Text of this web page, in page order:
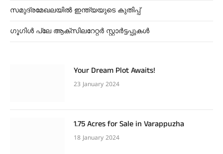
സമുദ്രമേഖലയിൽ ഇന്ത്യയുടെ കുതിപ്പ്
ഗൂഗിൾ പ്ലേ ആക്സിലറേറ്റർ സ്റ്റാർട്ടപ്പുകൾ
Your Dream Plot Awaits!
23 January 2024
1.75 Acres for Sale in Varappuzha
18 January 2024